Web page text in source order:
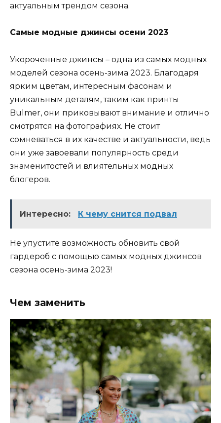
актуальным трендом сезона.
Самые модные джинсы осени 2023
Укороченные джинсы – одна из самых модных
моделей сезона осень-зима 2023. Благодаря
ярким цветам, интересным фасонам и
уникальным деталям, таким как принты
Bulmer, они приковывают внимание и отлично
смотрятся на фотографиях. Не стоит
сомневаться в их качестве и актуальности, ведь
они уже завоевали популярность среди
знаменитостей и влиятельных модных
блогеров.
Интересно: К чему снится подвал
Не упустите возможность обновить свой
гардероб с помощью самых модных джинсов
сезона осень-зима 2023!
Чем заменить